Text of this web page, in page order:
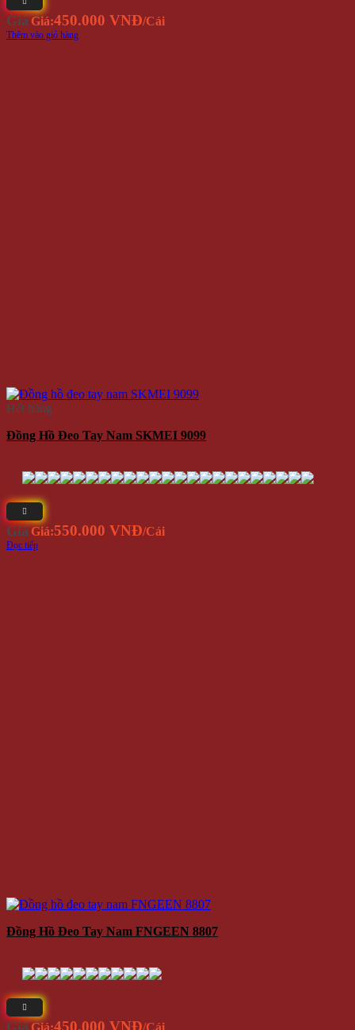
Giá Giá:450.000 VNĐ/Cái
Thêm vào giỏ hàng
Hết hàng
Đồng Hồ Đeo Tay Nam SKMEI 9099
Giá Giá:550.000 VNĐ/Cái
Đọc tiếp
Đồng Hồ Đeo Tay Nam FNGEEN 8807
450.000 VNĐ